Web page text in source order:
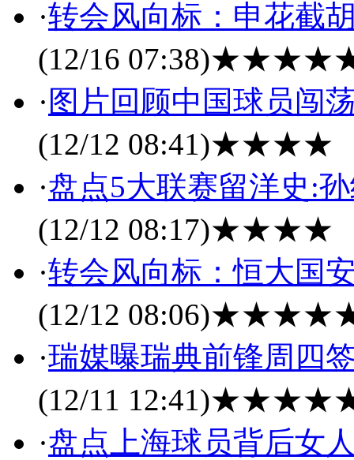
·转会风向标：申花截
(12/16 07:38)
· 图片回顾中国球员闯
(12/12 08:41)★★★★
·盘点5大联赛留洋史:
(12/12 08:17)★★★★
·转会风向标：恒大国
(12/12 08:06)
·瑞媒曝瑞典前锋周四
(12/11 12:41)
·盘点上海球员背后女